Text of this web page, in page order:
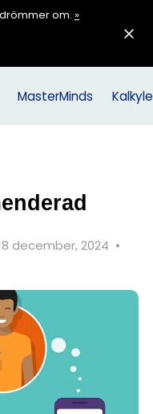
om. »
MasterMinds
december, 2024 •